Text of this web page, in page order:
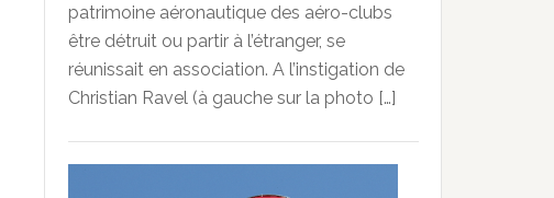
patrimoine aéronautique des aéro-clubs
être détruit ou partir à l’étranger, se
réunissait en association. A l’instigation de
Christian Ravel (à gauche sur la photo […]